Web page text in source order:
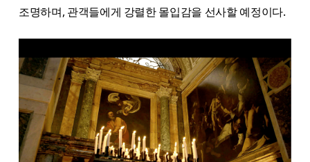
조명하며, 관객들에게 강렬한 몰입감을 선사할 예정이다.